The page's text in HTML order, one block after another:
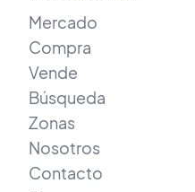
Mercado
Compra
Vende
Búsqueda
Zonas
Nosotros
Contacto